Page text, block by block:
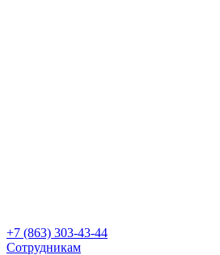
+7 (863) 303-43-44
Сотрудникам